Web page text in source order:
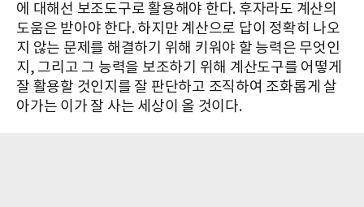
에 대해선 보조도구로 활용해야 한다. 후자라도 계산의
도움은 받아야 한다. 하지만 계산으로 답이 정확히 나오
지 않는 문제를 해결하기 위해 키워야 할 능력은 무엇인
지, 그리고 그 능력을 보조하기 위해 계산도구를 어떻게
잘 활용할 것인지를 잘 판단하고 조직하여 조화롭게 살
아가는 이가 잘 사는 세상이 올 것이다.